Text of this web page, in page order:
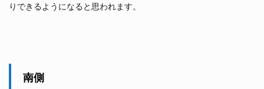
りできるようになると思われます。
南側